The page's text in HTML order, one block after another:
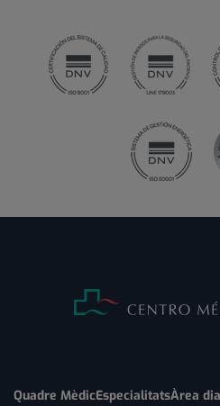
Quadre MèdicEspecialitatsÀrea